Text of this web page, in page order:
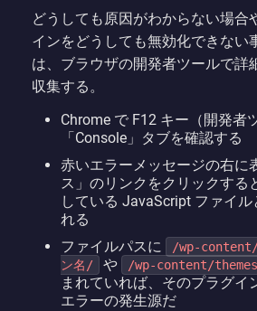
どうしても原因がわからない場合
インをどうしても無効化できない
は、ブラウザの開発者ツールで詳
収集する。
Chrome で F12 キー（開発者
「Console」タブを確認する
赤いエラーメッセージの右に
ス」のリンクをクリックする
している JavaScript ファイ
れる
ファイルパスに
/wp-
ン名/
や /wp-content/
まれていれば、そのプラグイ
エラーの発生源だ